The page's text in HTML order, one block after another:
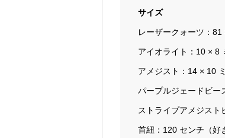
サイズ
レーザークォーツ：81
アイオライト：10 × 8
アメジスト：14 × 10
パープルジェードビー
ストライプアメジスト
首紐：120 センチ（好